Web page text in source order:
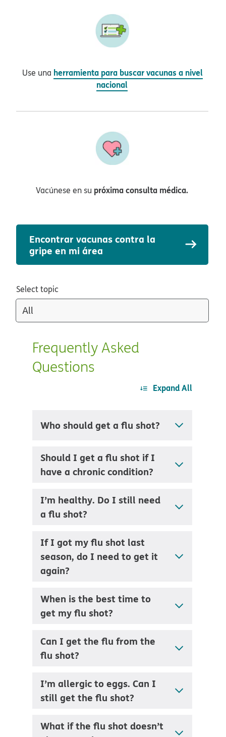
Use una herramienta para buscar vacunas a nivel
nacional
Vacúnese en su próxima consulta médica.
Encontrar vacunas contra la
gripe en mi área​​
Select topic
Frequently Asked
Questions​​
Expand All
Who should get a flu shot?
Should I get a flu shot if I
have a chronic condition?
I’m healthy. Do I still need
a flu shot?
If I got my flu shot last
season, do I need to get it
again?
When is the best time to
get my flu shot?
Can I get the flu from the
flu shot?
I’m allergic to eggs. Can I
still get the flu shot?
What if the flu shot doesn’t